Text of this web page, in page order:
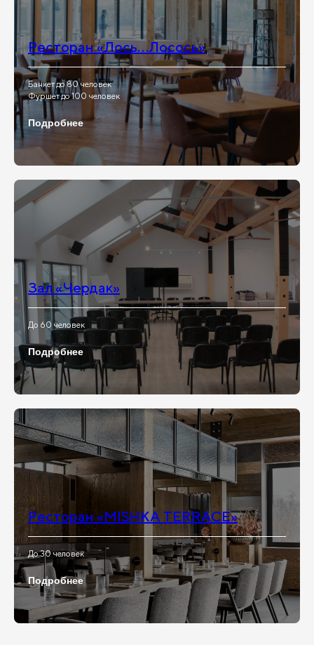
Ресторан «Лось…Лосось»
Банкет до 80 человек
Фуршет до 100 человек
Подробнее
Зал «Чердак»
До 60 человек
Подробнее
Ресторан «MISHKA TERRACE»
До 30 человек
Подробнее